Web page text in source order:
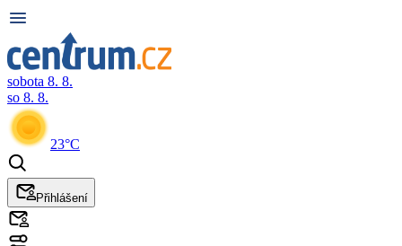
sobota 8. 8.
so 8. 8.
23°C
Přihlášení